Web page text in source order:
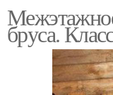
бруса.